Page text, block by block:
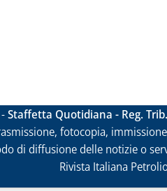
Staffetta Quotidiana - Reg.
fotocopia,
di diffusione delle notizie o
Rivista Italiana